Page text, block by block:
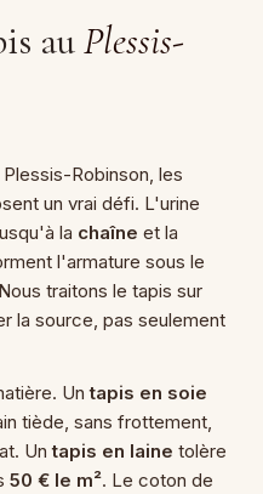
auPlessis-
Robinson, les
un vrai défi. L'urine
la chaîne et la
l'armature sous le
traitons le tapis sur
la source, pas seulement
Untapis en soie
tiède, sans frottement,
Untapis en laine tolère
50 € le m². Le coton de